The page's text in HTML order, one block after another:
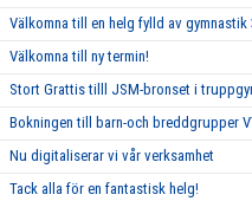
Välkomna till en helg fylld av gymnastik
Välkomna till ny termin!
Stort Grattis tilll JSM-bronset i
Bokningen till barn-och breddgrupper
Nu digitaliserar vi vår verksamhet
Tack alla för en fantastisk helg!